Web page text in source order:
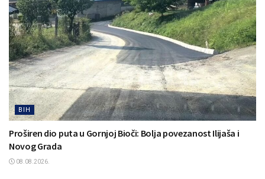
BIH
Proširen dio puta u Gornjoj Bioči: Bolja povezanost Ilijaša i
Novog Grada
08.08.2026.